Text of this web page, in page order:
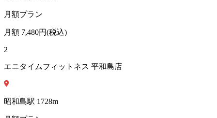
月額プラン
月額 7,480円(税込)
2
エニタイムフィットネス 平和島店
昭和島駅 1728m